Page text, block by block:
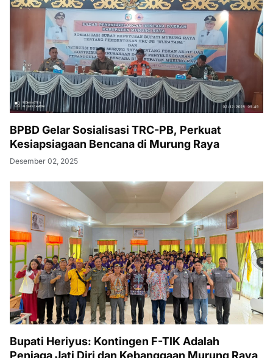
BPBD Gelar Sosialisasi TRC-PB, Perkuat
Kesiapsiagaan Bencana di Murung Raya
Desember 02, 2025
Bupati Heriyus: Kontingen F-TIK Adalah
Penjaga Jati Diri dan Kebanggaan Murung Raya